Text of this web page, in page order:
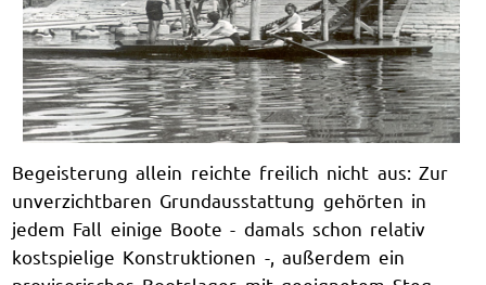
Begeisterung allein reichte freilich nicht aus: Zur
unverzichtbaren Grundausstattung gehörten in
jedem Fall einige Boote - damals schon relativ
kostspielige Konstruktionen -, außerdem ein